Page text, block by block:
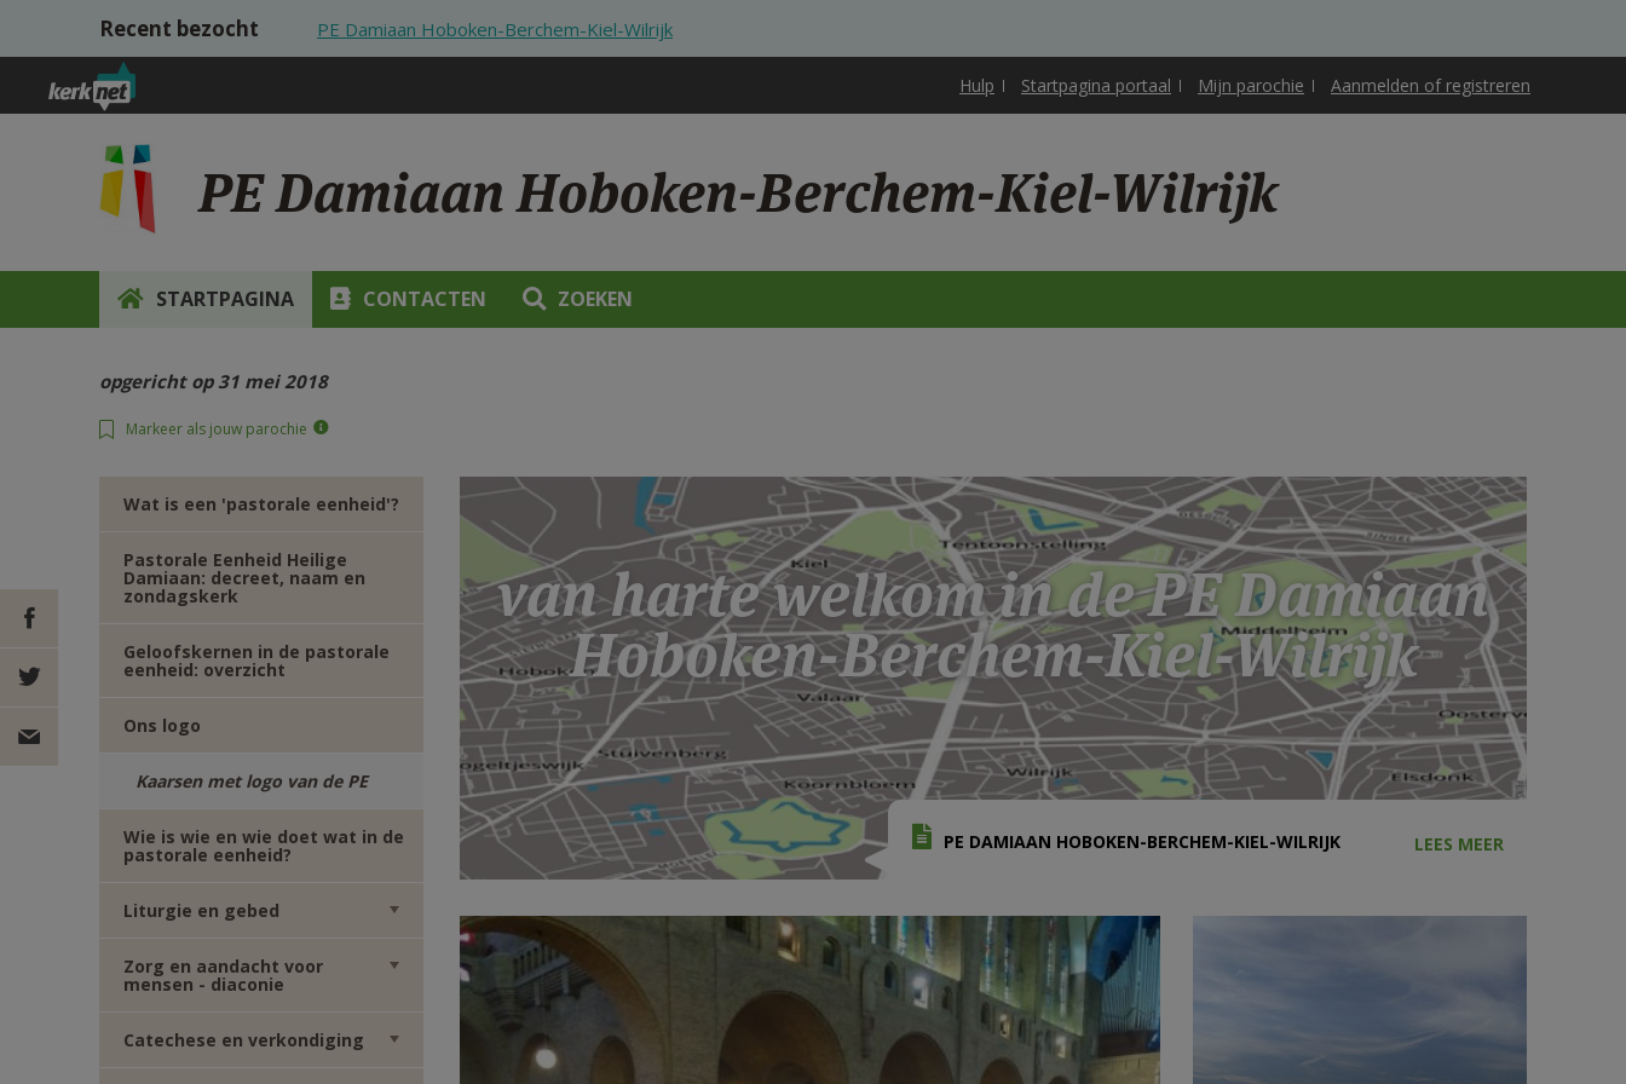
Overslaan en naar de inhoud gaan
Recent bezocht PE Damiaan Hoboken-Berchem-Kiel-Wilrijk
Hulp Startpagina portaal Mijn parochie Aanmelden of registreren
PE Damiaan Hoboken-Berchem-Kiel-Wilrijk
STARTPAGINA CONTACTEN ZOEKEN
opgericht op 31 mei 2018
Markeer als jouw parochie
DEEL OP
FACEBOOK
DEEL OP
Wat is een 'pastorale eenheid'?
Pastorale Eenheid Heilige
Damiaan: decreet, naam en
zondagskerk
Geloofskernen in de pastorale
eenheid: overzicht
Ons logo
Kaarsen met logo van de PE
Wie is wie en wie doet wat in de
pastorale eenheid?
Liturgie en gebed
Zorg en aandacht voor
mensen - diaconie
Catechese en verkondiging
van harte welkom in de PE Damiaan
Hoboken-Berchem-Kiel-Wilrijk
PE DAMIAAN HOBOKEN-BERCHEM-KIEL-WILRIJK LEES MEER